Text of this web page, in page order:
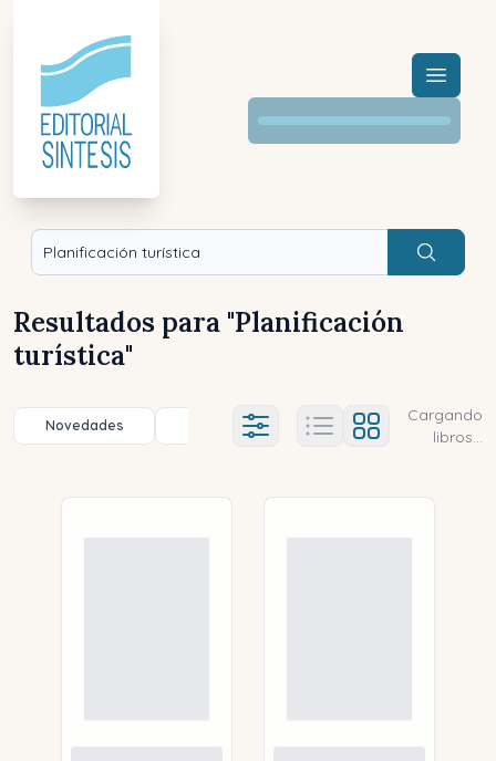
Menú
Buscar
Resultados para "Planificación
turística"
Novedades Título (a-z) Título (z-a)
Ajustes abierto
Cargando
libros...